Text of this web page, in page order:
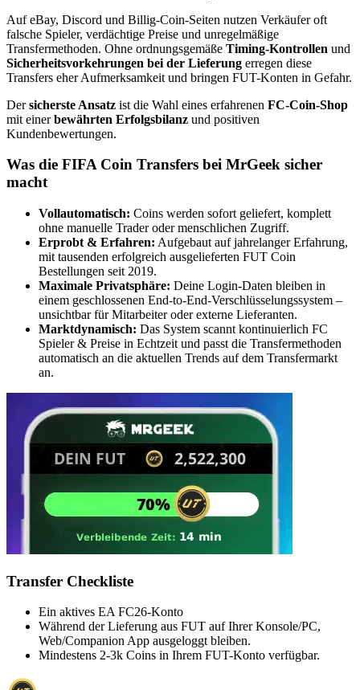
Auf eBay, Discord und Billig-Coin-Seiten nutzen Verkäufer oft
falsche Spieler, verdächtige Preise und unregelmäßige
Transfermethoden. Ohne ordnungsgemäße Timing-Kontrollen und
Sicherheitsvorkehrungen bei der Lieferung erregen diese
Transfers eher Aufmerksamkeit und bringen FUT-Konten in Gefahr.
Dersicherste Ansatz ist die Wahl eines erfahrenen FC-Coin-Shop
mit einerbewährten Erfolgsbilanz und positiven
Kundenbewertungen.
Was die FIFA Coin Transfers bei MrGeek sicher
macht
Vollautomatisch: Coins werden sofort geliefert, komplett
ohne manuelle Trader oder menschlichen Zugriff.
Erprobt & Erfahren: Aufgebaut auf jahrelanger Erfahrung,
mit tausenden erfolgreich ausgelieferten FUT Coin
Bestellungen seit 2019.
Maximale Privatsphäre: Deine Login-Daten bleiben in
einem geschlossenen End-to-End-Verschlüsselungssystem –
unsichtbar für Mitarbeiter oder externe Lieferanten.
Marktdynamisch: Das System scannt kontinuierlich FC
Spieler & Preise in Echtzeit und passt die Transfermethoden
automatisch an die aktuellen Trends auf dem Transfermarkt
an.
Transfer Checkliste
Ein aktives EA FC26-Konto
Während der Lieferung aus FUT auf Ihrer Konsole/PC,
Web/Companion App ausgeloggt bleiben.
Mindestens 2-3k Coins in Ihrem FUT-Konto verfügbar.